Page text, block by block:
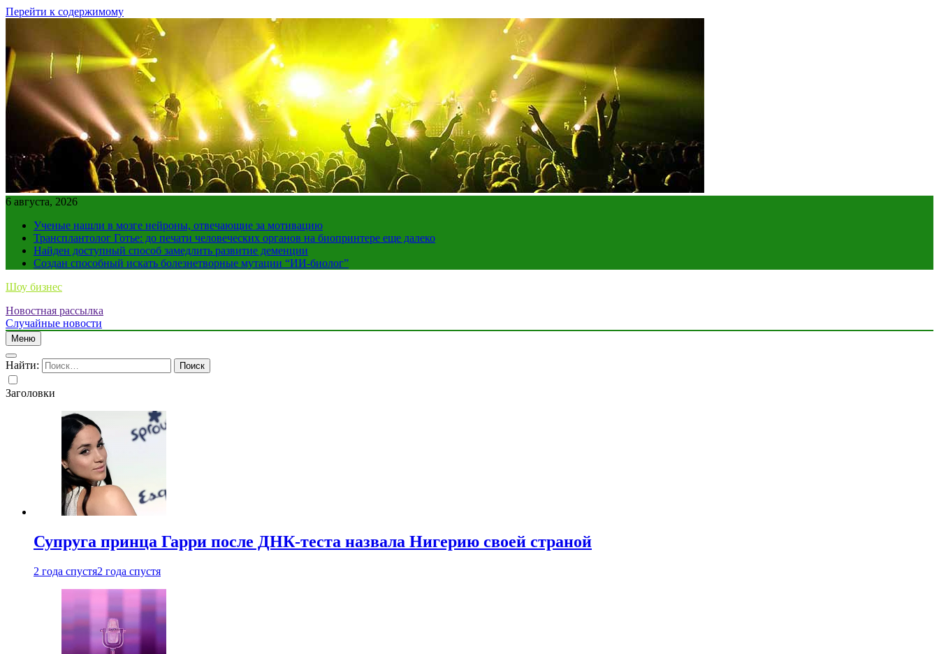
Перейти к содержимому
6 августа, 2026
Ученые нашли в мозге нейроны, отвечающие за мотивацию
Трансплантолог Готье: до печати человеческих органов на биопринтере еще далеко
Найден доступный способ замедлить развитие деменции
Создан способный искать болезнетворные мутации “ИИ-биолог”
Шоу бизнес
Новостная рассылка
Случайные новости
Меню
Найти:
Заголовки
Супруга принца Гарри после ДНК-теста назвала Нигерию своей страной
2 года спустя2 года спустя